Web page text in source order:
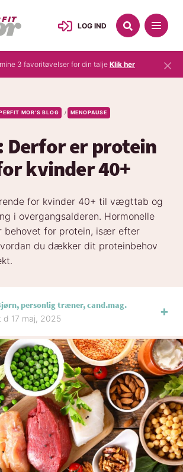
LOG IND
3 favoritøvelser for din talje Klik her ×
MOR’S BLOG / MENOPAUSE
Derfor er protein
kvinder 40+
for kvinder 40+ til vægttab og
i overgangsalderen. Hormonelle
behovet for protein, især efter
du dækker dit proteinbehov
personlig træner, cand.mag.
d 17 maj, 2025